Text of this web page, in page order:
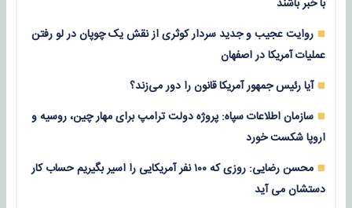
روایت عجیب و جدید سردار کوثری از نقش یک چوپان در لو رفتن
عملیات آمریکا در اصفهان
آیا رئیس جمهور آمریکا قانون را دور می‌زند؟
سازمان اطلاعات سپاه: پروژه دولت ترامپ برای مهار چین، روسیه و
اروپا شکست خورد
محسن رضایی: روزی که ۱۰۰ نفر آمریکایی را اسیر بگیریم حساب کار
دستشان می آید